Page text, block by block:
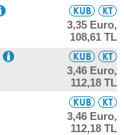
3,35 Euro,
108,61 TL
3,46 Euro,
112,18 TL
3,46 Euro,
112,18 TL